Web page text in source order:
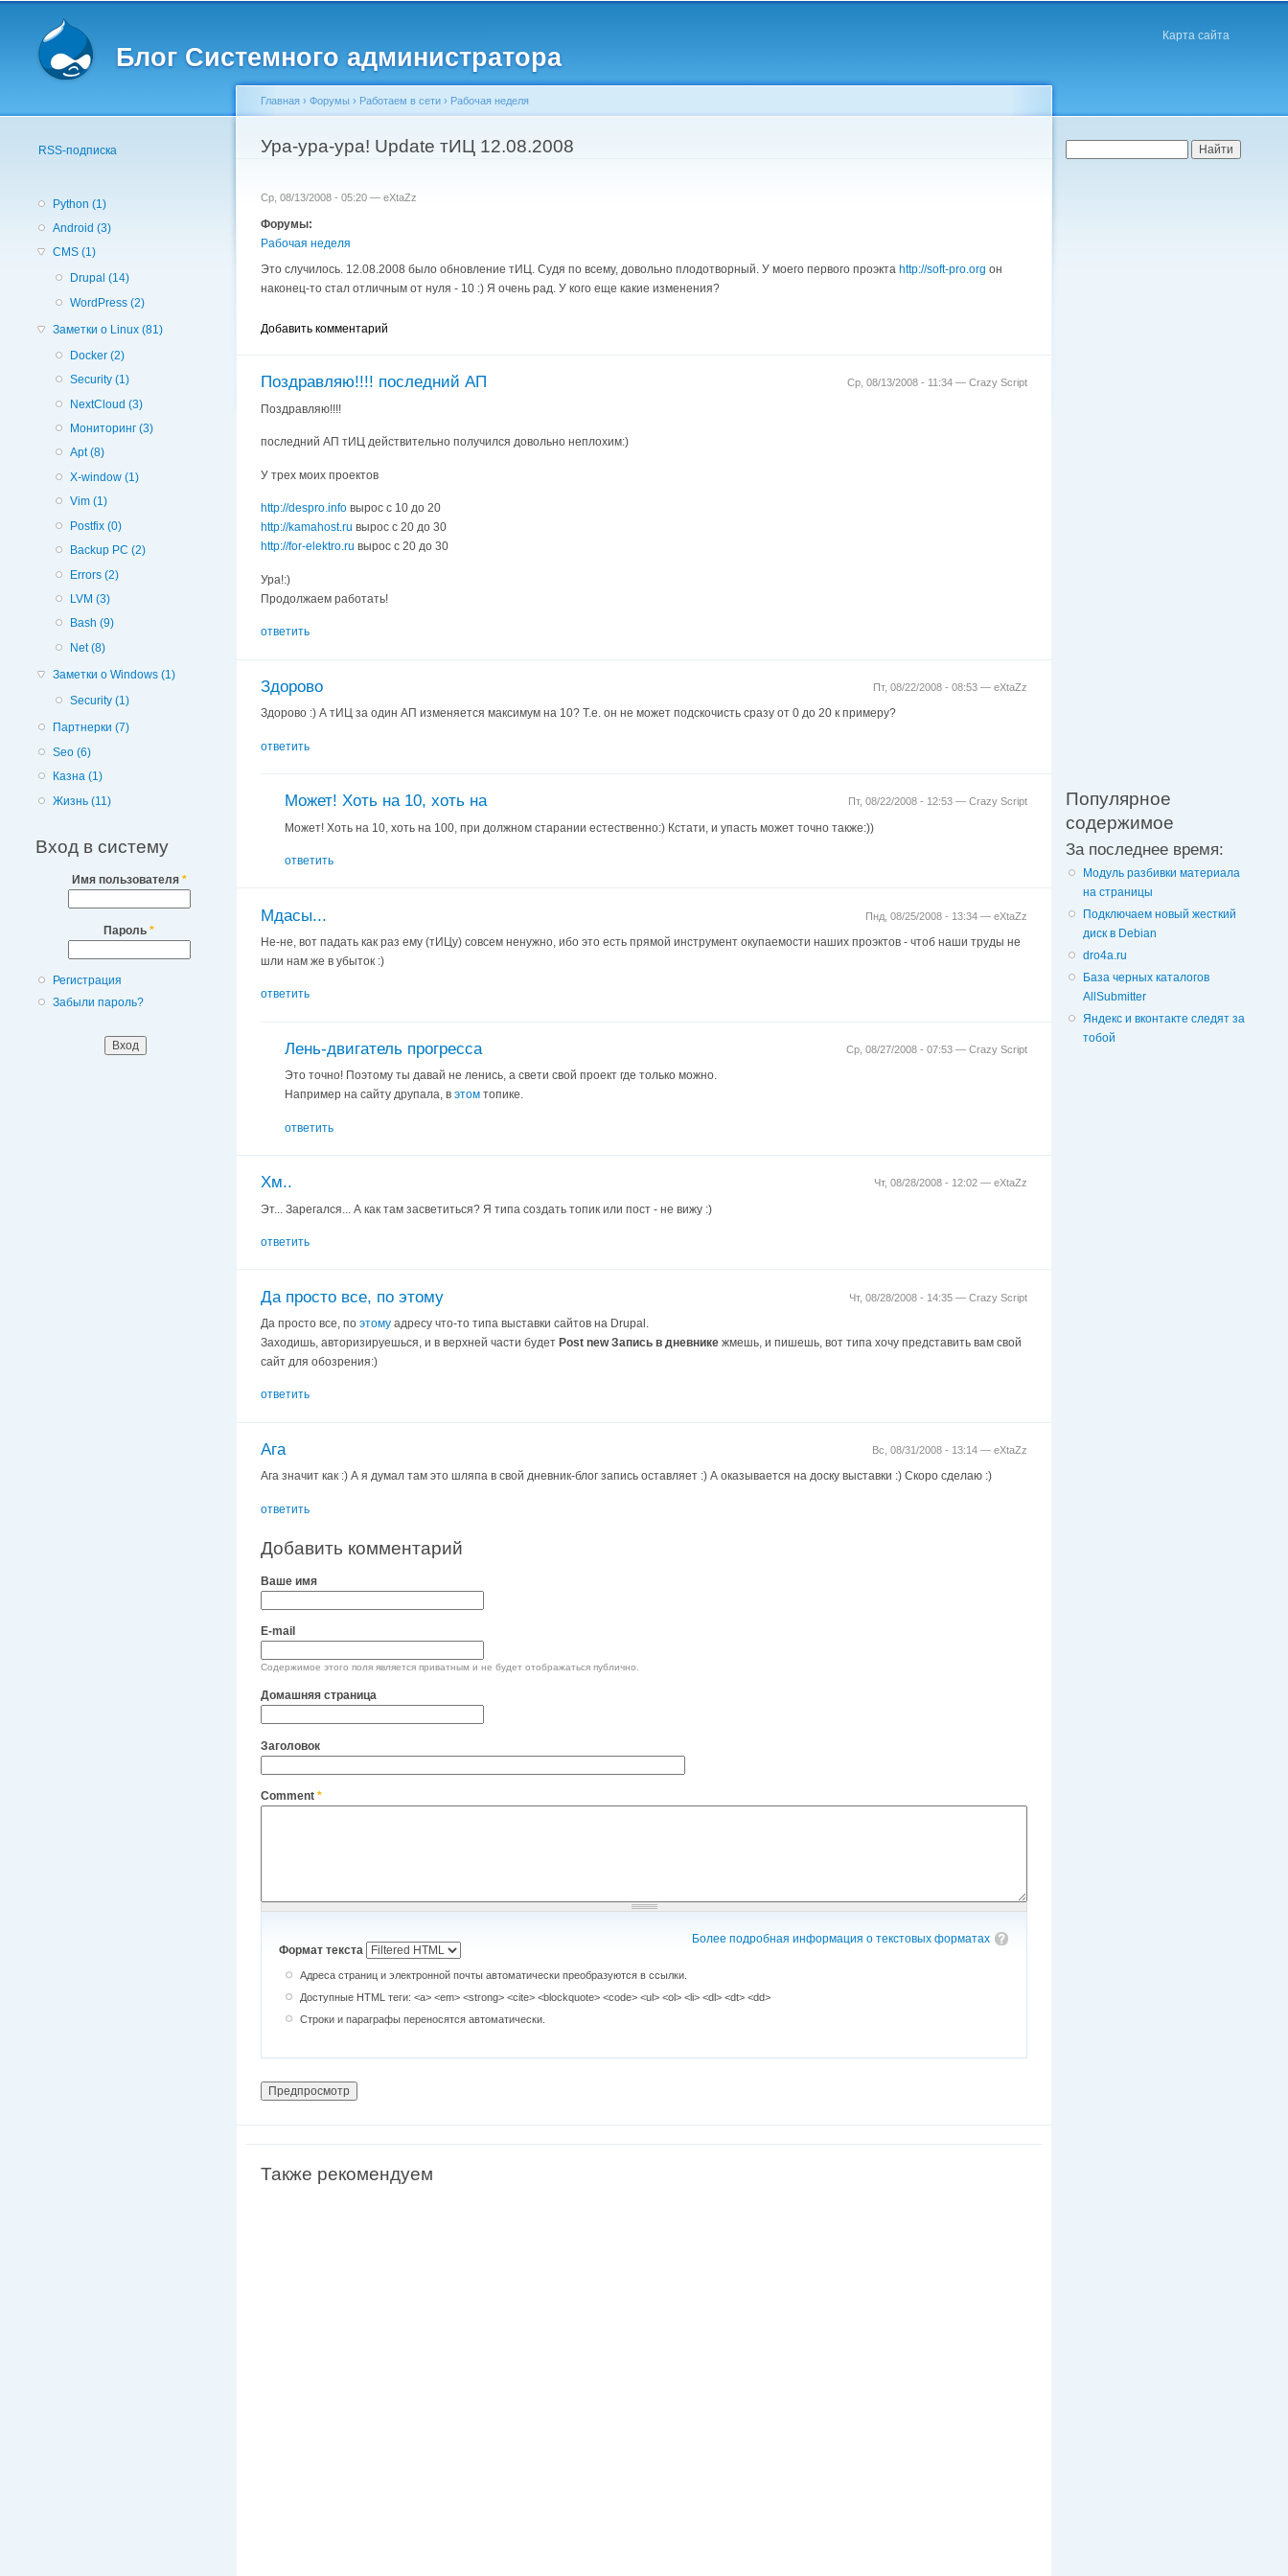
Блог Системного администратора
Карта сайта
RSS-подписка
Python (1)
Android (3)
CMS (1)
Drupal (14)
WordPress (2)
Заметки о Linux (81)
Docker (2)
Security (1)
NextCloud (3)
Мониторинг (3)
Apt (8)
X-window (1)
Vim (1)
Postfix (0)
Backup PC (2)
Errors (2)
LVM (3)
Bash (9)
Net (8)
Заметки о Windows (1)
Security (1)
Партнерки (7)
Seo (6)
Казна (1)
Жизнь (11)
Вход в систему
Имя пользователя *
Пароль *
Регистрация
Забыли пароль?
Вы здесь
Главная › Форумы › Работаем в сети › Рабочая неделя
Ура-ура-ура! Update тИЦ 12.08.2008
Ср, 08/13/2008 - 05:20 — eXtaZz
Форумы:
Рабочая неделя
Это случилось. 12.08.2008 было обновление тИЦ. Судя по всему, довольно плодотворный. У моего первого проэкта http://soft-pro.org он
наконец-то стал отличным от нуля - 10 :) Я очень рад. У кого еще какие изменения?
Добавить комментарий
Ср, 08/13/2008 - 11:34 — Crazy Script
Поздравляю!!!! последний АП
Поздравляю!!!!
последний АП тИЦ действительно получился довольно неплохим:)
У трех моих проектов
http://despro.info вырос с 10 до 20
http://kamahost.ru вырос с 20 до 30
http://for-elektro.ru вырос с 20 до 30
Ура!:)
Продолжаем работать!
ответить
Пт, 08/22/2008 - 08:53 — eXtaZz
Здорово
Здорово :) А тИЦ за один АП изменяется максимум на 10? Т.е. он не может подскочисть сразу от 0 до 20 к примеру?
ответить
Пт, 08/22/2008 - 12:53 — Crazy Script
Может! Хоть на 10, хоть на
Может! Хоть на 10, хоть на 100, при должном старании естественно:) Кстати, и упасть может точно также:))
ответить
Пнд, 08/25/2008 - 13:34 — eXtaZz
Мдасы...
Не-не, вот падать как раз ему (тИЦу) совсем ненужно, ибо это есть прямой инструмент окупаемости наших проэктов - чтоб наши труды не
шли нам же в убыток :)
ответить
Ср, 08/27/2008 - 07:53 — Crazy Script
Лень-двигатель прогресса
Это точно! Поэтому ты давай не ленись, а свети свой проект где только можно.
Например на сайту друпала, в этом топике.
ответить
Чт, 08/28/2008 - 12:02 — eXtaZz
Хм..
Эт... Зарегался... А как там засветиться? Я типа создать топик или пост - не вижу :)
ответить
Чт, 08/28/2008 - 14:35 — Crazy Script
Да просто все, по этому
Да просто все, по этому адресу что-то типа выставки сайтов на Drupal.
Заходишь, авторизируешься, и в верхней части будет Post new Запись в дневнике жмешь, и пишешь, вот типа хочу представить вам свой
сайт для обозрения:)
ответить
Вс, 08/31/2008 - 13:14 — eXtaZz
Ага
Ага значит как :) А я думал там это шляпа в свой дневник-блог запись оставляет :) А оказывается на доску выставки :) Скоро сделаю :)
ответить
Добавить комментарий
Ваше имя
E-mail
Содержимое этого поля является приватным и не будет отображаться публично.
Домашняя страница
Заголовок
Comment *
Более подробная информация о текстовых форматах
Формат текста
Адреса страниц и электронной почты автоматически преобразуются в ссылки.
Доступные HTML теги: <a> <em> <strong> <cite> <blockquote> <code> <ul> <ol> <li> <dl> <dt> <dd>
Строки и параграфы переносятся автоматически.
Также рекомендуем
Популярное
содержимое
За последнее время:
Модуль разбивки материала
на страницы
Подключаем новый жесткий
диск в Debian
dro4a.ru
База черных каталогов
AllSubmitter
Яндекс и вконтакте следят за
тобой